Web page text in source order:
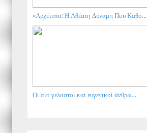
«Αρχέτυπα: Η Αθέατη Δύναμη Που Καθο...
Οι πιο γελαστοί και ευγενικοί άνθρω...